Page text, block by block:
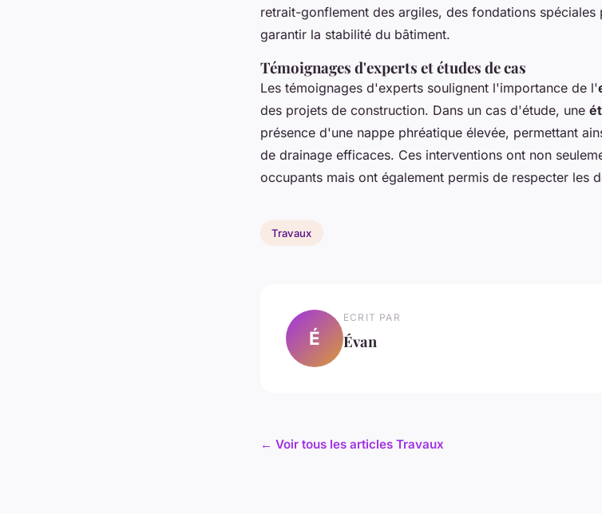
retrait-gonflement des argiles, des fondations spéciales
garantir la stabilité du bâtiment.
Témoignages d'experts et études de cas
Les témoignages d'experts soulignent l'importance de l'
des projets de construction. Dans un cas d'étude, une
présence d'une nappe phréatique élevée, permettant
de drainage efficaces. Ces interventions ont non
occupants mais ont également permis de respecter les
Travaux
É
ECRIT PAR
Évan
← Voir tous les articles Travaux